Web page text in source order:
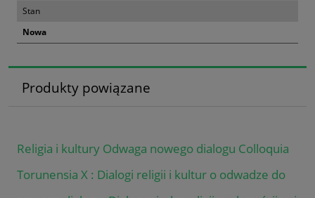
Stan
Nowa
Produkty powiązane
Religia i kultury Odwaga nowego dialogu Colloquia
Torunensia X : Dialogi religii i kultur o odwadze do